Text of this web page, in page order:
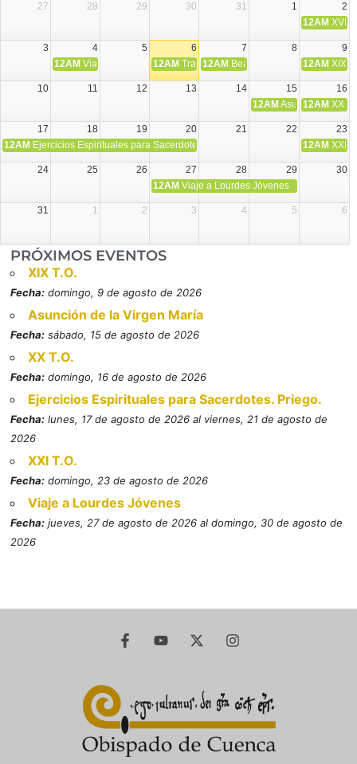
27
28 29 30 31 1
2
12AM XVIII
3 4 5 6 7 8
9
12AM Viaje Diocesano a Japón.
12AM Transfiguración del Señor
12AM Beatos Cruz Laplana,
12AM XIX
10 11 12 13 14 15
16
12AM Asunción de la
12AM XX
17 18 19 20 21 22
23
12AM Ejercicios Espirituales para Sacerdotes. Priego. 12AM XXI
24 25 26 27 28 29
30
12AM Viaje a Lourdes Jóvenes
31 1 2 3 4 5 6
PRÓXIMOS EVENTOS
XIX T.O.
Fecha: domingo, 9 de agosto de 2026
Asunción de la Virgen María
Fecha: sábado, 15 de agosto de 2026
XX T.O.
Fecha: domingo, 16 de agosto de 2026
Ejercicios Espirituales para Sacerdotes. Priego.
Fecha: lunes, 17 de agosto de 2026 al viernes, 21 de agosto de
2026
XXI T.O.
Fecha: domingo, 23 de agosto de 2026
Viaje a Lourdes Jóvenes
Fecha: jueves, 27 de agosto de 2026 al domingo, 30 de agosto de
2026